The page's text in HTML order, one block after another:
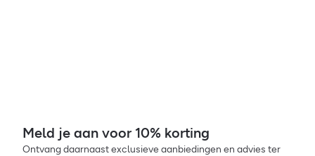
Meld je aan voor 10% korting
Ontvang daarnaast exclusieve aanbiedingen en advies ter